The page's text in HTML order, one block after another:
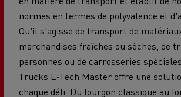
normes en termes de polyvalence et
Qu'il s'agisse de transport de
marchandises fraîches ou sèches, de
personnes ou de carrosseries
Trucks E-Tech Master offre une
chaque défi. Du fourgon classique au